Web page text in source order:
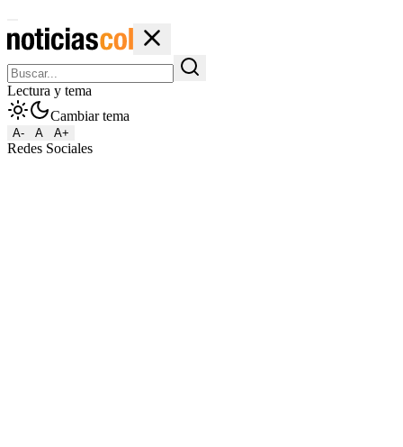
Lectura y tema
Cambiar tema
A- A A+
Redes Sociales